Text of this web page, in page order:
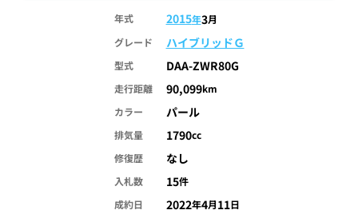
年式 2015年3月
グレード
ハイブリッドＧ
型式 DAA-ZWR80G
走行距離 90,099km
カラー
パール
排気量 1790cc
修復歴
なし
入札数 15件
成約日
2022年4月11日